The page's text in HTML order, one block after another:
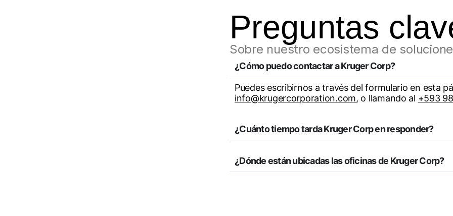
Preguntas
Sobre nuestro ecosistema de
¿Cómo puedo contactar a Kruger Corp?
Puedes escribirnos a través del formulario en esta
info@krugercorporation.com, o llamando al +593
¿Cuánto tiempo tarda Kruger Corp en responder?
¿Dónde están ubicadas las oficinas de Kruger Corp?